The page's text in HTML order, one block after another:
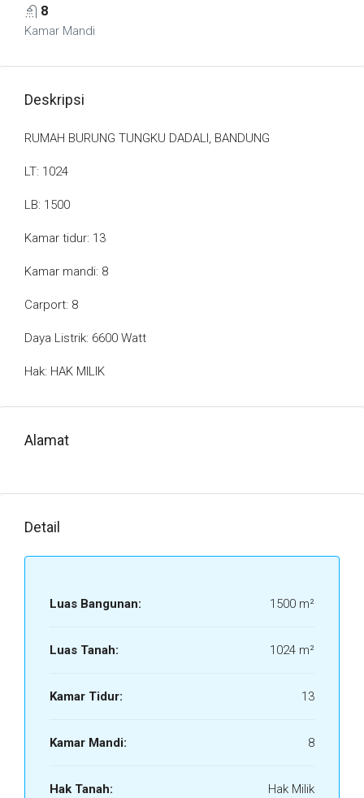
8
Kamar Mandi
Deskripsi
RUMAH BURUNG TUNGKU DADALI, BANDUNG
LT: 1024
LB: 1500
Kamar tidur: 13
Kamar mandi: 8
Carport: 8
Daya Listrik: 6600 Watt
Hak: HAK MILIK
Alamat
Detail
Luas Bangunan: 1500 m²
Luas Tanah: 1024 m²
Kamar Tidur: 13
Kamar Mandi: 8
Hak Tanah: Hak Milik